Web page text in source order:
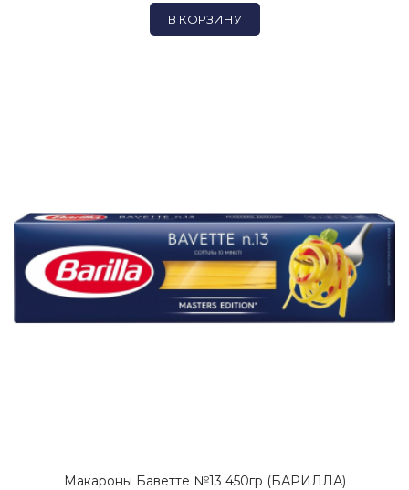
В КОРЗИНУ
Макароны Баветте №13 450гр (БАРИЛЛА)